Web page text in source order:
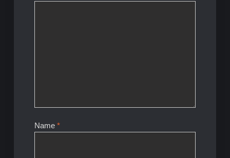
Name *